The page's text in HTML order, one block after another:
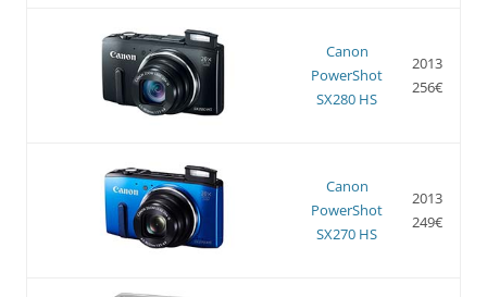
Canon
PowerShot
SX280 HS
2013
256€
Canon
PowerShot
SX270 HS
2013
249€